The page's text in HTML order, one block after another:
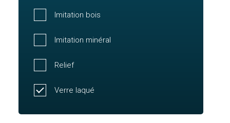
Imitation bois
Imitation minéral
Relief
Verre laqué